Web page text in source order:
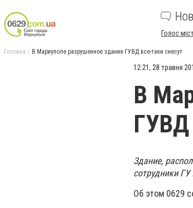
Голос
Головна В Мариуполе разрушенное здание ГУВД все-таки снесут
12:21, 28 травня
В
ГУВД
Здание,
сотрудники
Об этом 0629